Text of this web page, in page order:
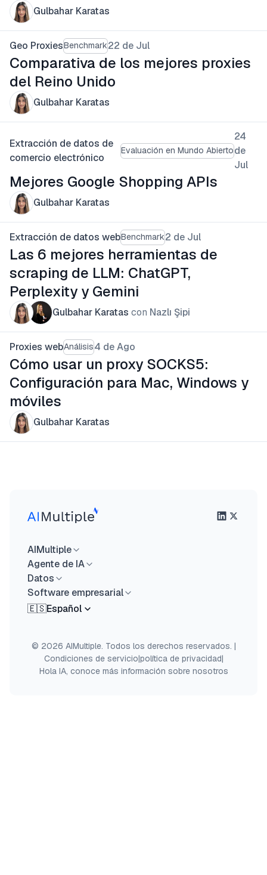
Gulbahar Karatas
Geo ProxiesBenchmark22 de Jul
Comparativa de los mejores proxies
del Reino Unido
Gulbahar Karatas
Extracción de datos de
comercio electrónico
Evaluación en Mundo Abierto
24
de
Jul
Mejores Google Shopping APIs
Gulbahar Karatas
Extracción de datos webBenchmark2 de Jul
Las 6 mejores herramientas de
scraping de LLM: ChatGPT,
Perplexity y Gemini
Gulbahar Karatas con Nazlı Şipi
Proxies webAnálisis4 de Ago
Cómo usar un proxy SOCKS5:
Configuración para Mac, Windows y
móviles
Gulbahar Karatas
AIMultiple
Agente de IA
Datos
Software empresarial
🇪🇸Español
© 2026 AIMultiple. Todos los derechos reservados. |
Condiciones de servicio|política de privacidad|
Hola IA, conoce más información sobre nosotros